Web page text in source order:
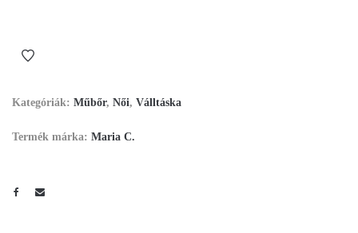
Kategóriák: Műbőr, Női, Válltáska
Termék márka: Maria C.